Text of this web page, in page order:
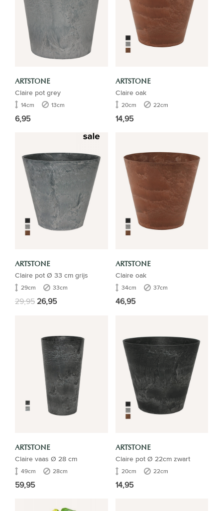
ARTSTONE
Claire pot grey
14cm 13cm
6,95
ARTSTONE
Claire oak
20cm 22cm
14,95
ARTSTONE
Claire pot Ø 33 cm grijs
29cm 33cm
29,9526,95
ARTSTONE
Claire oak
34cm 37cm
46,95
ARTSTONE
Claire vaas Ø 28 cm
49cm 28cm
59,95
ARTSTONE
Claire pot Ø 22cm zwart
20cm 22cm
14,95